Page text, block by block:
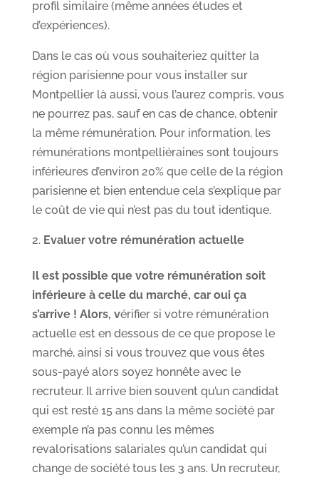
profil similaire (même années études et
d’expériences).
Dans le cas où vous souhaiteriez quitter la
région parisienne pour vous installer sur
Montpellier là aussi, vous l’aurez compris, vous
ne pourrez pas, sauf en cas de chance, obtenir
la même rémunération. Pour information, les
rémunérations montpelliéraines sont toujours
inférieures d’environ 20% que celle de la région
parisienne et bien entendue cela s’explique par
le coût de vie qui n’est pas du tout identique.
Evaluer votre rémunération actuelle
Il est possible que votre rémunération soit
inférieure à celle du marché, car oui ça
s’arrive ! Alors, vérifier si votre rémunération
actuelle est en dessous de ce que propose le
marché, ainsi si vous trouvez que vous êtes
sous-payé alors soyez honnête avec le
recruteur. Il arrive bien souvent qu’un candidat
qui est resté 15 ans dans la même société par
exemple n’a pas connu les mêmes
revalorisations salariales qu’un candidat qui
change de société tous les 3 ans. Un recruteur,